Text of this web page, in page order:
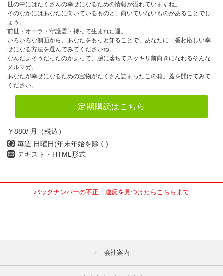
世の中にはたくさんの幸せになるための情報が溢れていますね。
そのなかにはあなたに向いているものと、向いていないものがあることでし
ょう。
前世・オーラ・守護霊・持って生まれた運。
いろいろな側面から、あなたをもっと知ることで、あなたに一番相応しい幸
せになる方法を選んでみてくださいね。
なんだぁそうだったのかぁって、腑に落ちてスッキリ前向きになれるそんな
メルマガ。
あなたが幸せになるための宝物がたくさん詰まったこの箱。蓋を開けてみて
ください。
定期購読はこちら
￥880/ 月（税込）
毎週 日曜日(年末年始を除く)
テキスト・HTML形式
バックナンバーの不正・違反を見つけたらこちらまで
会社案内